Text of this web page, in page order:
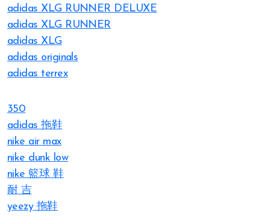
adidas XLG RUNNER DELUXE
adidas XLG RUNNER
adidas XLG
adidas originals
adidas terrex
350
adidas 拖鞋
nike air max
nike dunk low
nike 籃球 鞋
耐 吉
yeezy 拖鞋